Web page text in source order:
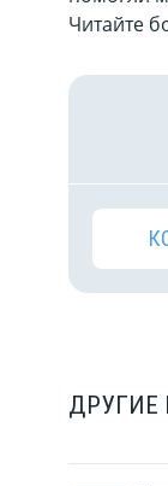
Читайте
ДРУГИЕ